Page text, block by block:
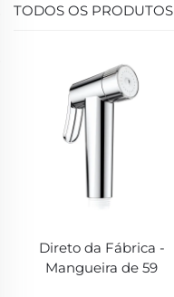
TODOS OS PRODUTOS
Direto da Fábrica -
Mangueira de 59